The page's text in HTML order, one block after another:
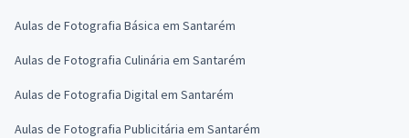
Aulas de Fotografia Básica em Santarém
Aulas de Fotografia Culinária em Santarém
Aulas de Fotografia Digital em Santarém
Aulas de Fotografia Publicitária em Santarém